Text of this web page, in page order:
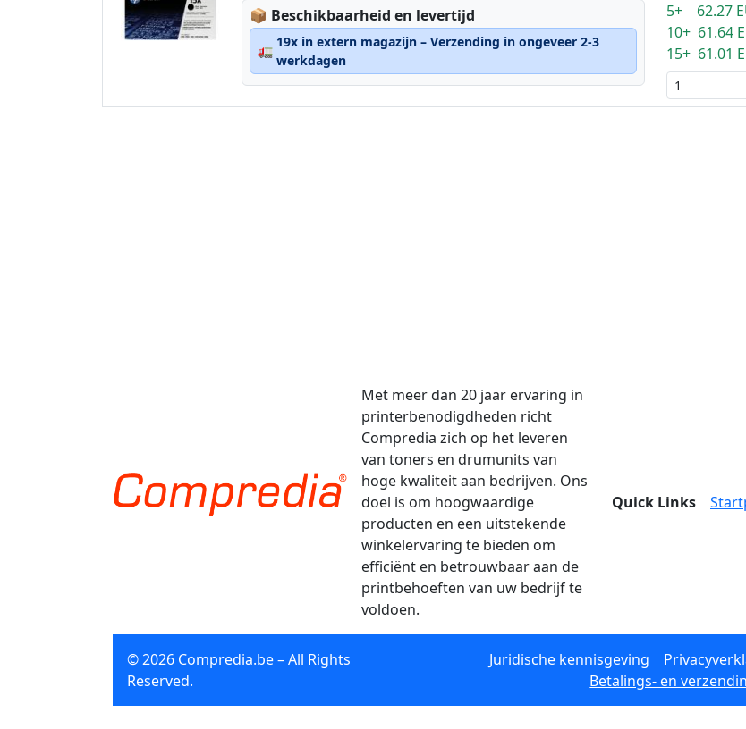
📦 Lagerstatus:
Beschikbaarheid en levertijd
🚛
19x in extern magazijn – Verzending in ongeveer 2-3
werkdagen
5+ 62.27
10+ 61.64
15+ 61.01
Met meer dan 20 jaar ervaring in
printerbenodigdheden richt
Compredia zich op het leveren
van toners en drumunits van
hoge kwaliteit aan bedrijven. Ons
doel is om hoogwaardige
producten en een uitstekende
winkelervaring te bieden om
efficiënt en betrouwbaar aan de
printbehoeften van uw bedrijf te
voldoen.
Quick Links
© 2026 Compredia.be – All Rights
Reserved.
Juridische kennisgeving
Betalings- en